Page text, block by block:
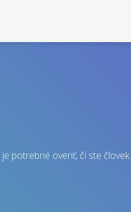
je potrebné overiť, či ste človek.